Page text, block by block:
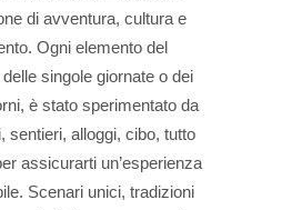
di avventura, cultura e
Ogni elemento del
singole giornate o dei
è stato sperimentato da
sentieri, alloggi, cibo, tutto
assicurarti un’esperienza
Scenari unici, tradizioni